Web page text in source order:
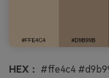
HEX： #ffe4c4